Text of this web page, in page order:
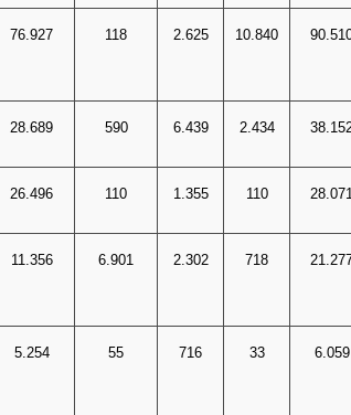
76.927 118 2.625 10.840
28.689 590 6.439 2.434
26.496 110 1.355 110
11.356 6.901 2.302 718
5.254 55 716 33 6.059